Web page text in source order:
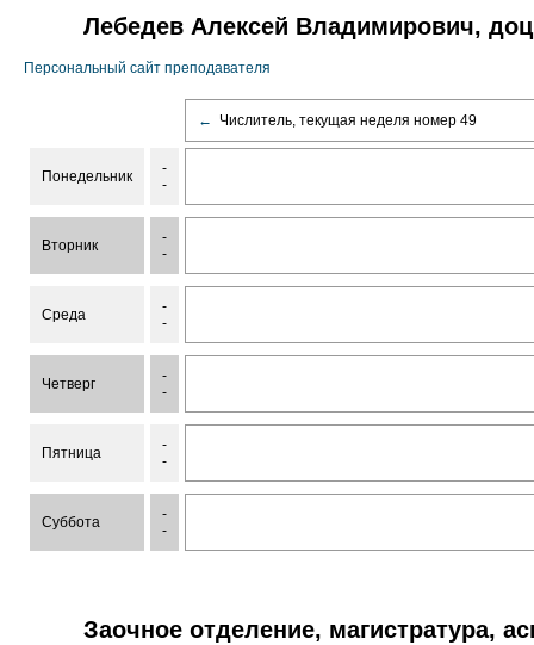
Лебедев Алексей Владимирович,
Персональный сайт преподавателя
← Числитель, текущая неделя номер 49
Понедельник
-
-
Вторник
-
-
Среда
-
-
Четверг
-
-
Пятница
-
-
Суббота
-
-
Заочное отделение, магистратура,